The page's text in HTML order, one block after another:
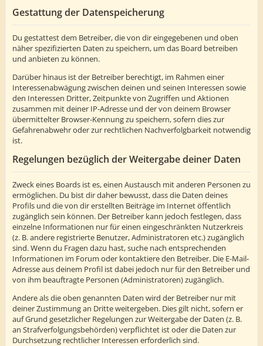
Gestattung der Datenspeicherung
Du gestattest dem Betreiber, die von dir eingegebenen und oben
näher spezifizierten Daten zu speichern, um das Board betreiben
und anbieten zu können.
Darüber hinaus ist der Betreiber berechtigt, im Rahmen einer
Interessenabwägung zwischen deinen und seinen Interessen sowie
den Interessen Dritter, Zeitpunkte von Zugriffen und Aktionen
zusammen mit deiner IP-Adresse und der von deinem Browser
übermittelter Browser-Kennung zu speichern, sofern dies zur
Gefahrenabwehr oder zur rechtlichen Nachverfolgbarkeit notwendig
ist.
Regelungen bezüglich der Weitergabe deiner Daten
Zweck eines Boards ist es, einen Austausch mit anderen Personen zu
ermöglichen. Du bist dir daher bewusst, dass die Daten deines
Profils und die von dir erstellten Beiträge im Internet öffentlich
zugänglich sein können. Der Betreiber kann jedoch festlegen, dass
einzelne Informationen nur für einen eingeschränkten Nutzerkreis
(z. B. andere registrierte Benutzer, Administratoren etc.) zugänglich
sind. Wenn du Fragen dazu hast, suche nach entsprechenden
Informationen im Forum oder kontaktiere den Betreiber. Die E-Mail-
Adresse aus deinem Profil ist dabei jedoch nur für den Betreiber und
von ihm beauftragte Personen (Administratoren) zugänglich.
Andere als die oben genannten Daten wird der Betreiber nur mit
deiner Zustimmung an Dritte weitergeben. Dies gilt nicht, sofern er
auf Grund gesetzlicher Regelungen zur Weitergabe der Daten (z. B.
an Strafverfolgungsbehörden) verpflichtet ist oder die Daten zur
Durchsetzung rechtlicher Interessen erforderlich sind.